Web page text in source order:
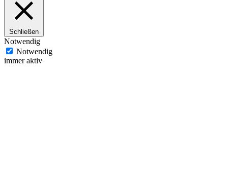
Schließen
Notwendig
Notwendig
immer aktiv